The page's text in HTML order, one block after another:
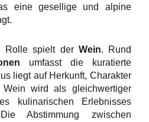
eine gesellige und alpine
Rolle spielt der Wein. Rund
umfasst die kuratierte
liegt auf Herkunft, Charakter
wird als gleichwertiger
kulinarischen Erlebnisses
Abstimmung zwischen